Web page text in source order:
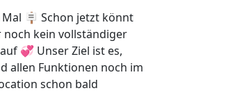
🪧 Schon jetzt könnt
kein vollständiger
💞 Unser Ziel ist es,
allen Funktionen noch im
schon bald